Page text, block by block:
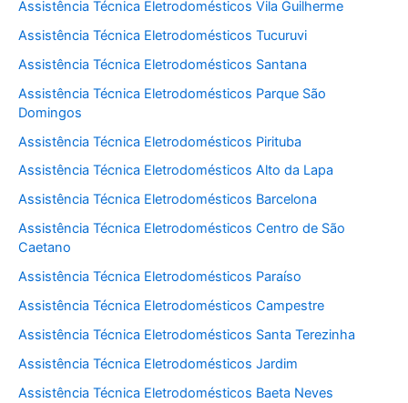
Assistência Técnica Eletrodomésticos Vila Guilherme
Assistência Técnica Eletrodomésticos Tucuruvi
Assistência Técnica Eletrodomésticos Santana
Assistência Técnica Eletrodomésticos Parque São
Domingos
Assistência Técnica Eletrodomésticos Pirituba
Assistência Técnica Eletrodomésticos Alto da Lapa
Assistência Técnica Eletrodomésticos Barcelona
Assistência Técnica Eletrodomésticos Centro de São
Caetano
Assistência Técnica Eletrodomésticos Paraíso
Assistência Técnica Eletrodomésticos Campestre
Assistência Técnica Eletrodomésticos Santa Terezinha
Assistência Técnica Eletrodomésticos Jardim
Assistência Técnica Eletrodomésticos Baeta Neves